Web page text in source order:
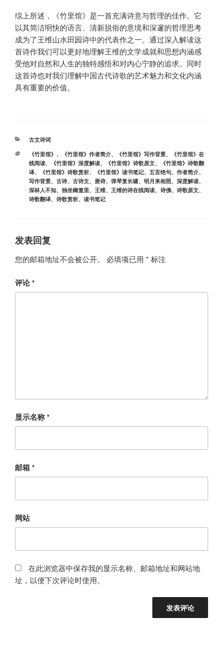
综上所述，《竹里馆》是一首充满诗意与哲理的佳作。它
以其简洁明快的语言、清新脱俗的意境和深邃的哲理思考
成为了王维山水田园诗中的代表作之一。通过深入解读这
首诗作我们可以更好地理解王维的文学成就和思想内涵感
受他对自然和人生的独特感悟和对内心宁静的追求。同时
这首诗也对我们理解中国古代诗歌的艺术魅力和文化内涵
具有重要的价值。
分
古文诗词
标
签
《竹里馆》 、 《竹里馆》作者简介、 《竹里馆》写作背景、
《竹里馆》在
线阅读、 《竹里馆》深度解读、 《竹里馆》诗歌原文、
《竹里馆》诗歌翻
译、 《竹里馆》诗歌赏析、 《竹里馆》读书笔记、 五言绝句、 作者简介、
写作背景、 古诗、 古诗文、 唐诗、 弹琴复长啸、 明月来相照、 深度解读、
深林人不知、 独坐幽篁里、 王维、 王维的诗在线阅读、 诗佛、 诗歌原文、
诗歌翻译、 诗歌赏析、 读书笔记
发表回复
您的邮箱地址不会被公开。 必填项已用 * 标注
评论*
显示名称*
邮箱*
网站
在此浏览器中保存我的显示名称、邮箱地址和网站地
址，以便下次评论时使用。